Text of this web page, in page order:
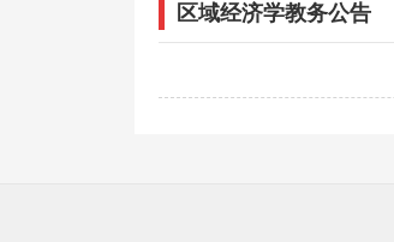
区域经济学教务公告